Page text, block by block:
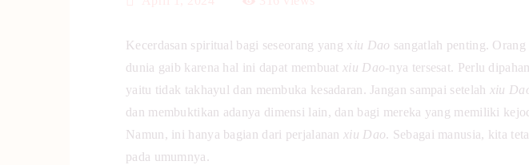
Kecerdasan spiritual bagi seseorang yang xiu Dao sangatlah penting. Orang
dunia gaib karena hal ini dapat membuat xiu Dao-nya tersesat. Perlu
yaitu tidak takhayul dan membuka kesadaran. Jangan sampai setelah xiu
dan membuktikan adanya dimensi lain, dan bagi mereka yang memiliki
Namun, ini hanya bagian dari perjalanan xiu Dao. Sebagai manusia, kita
pada umumnya.